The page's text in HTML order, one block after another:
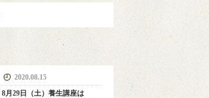
2020.08.15
8月29日（土）養生講座は